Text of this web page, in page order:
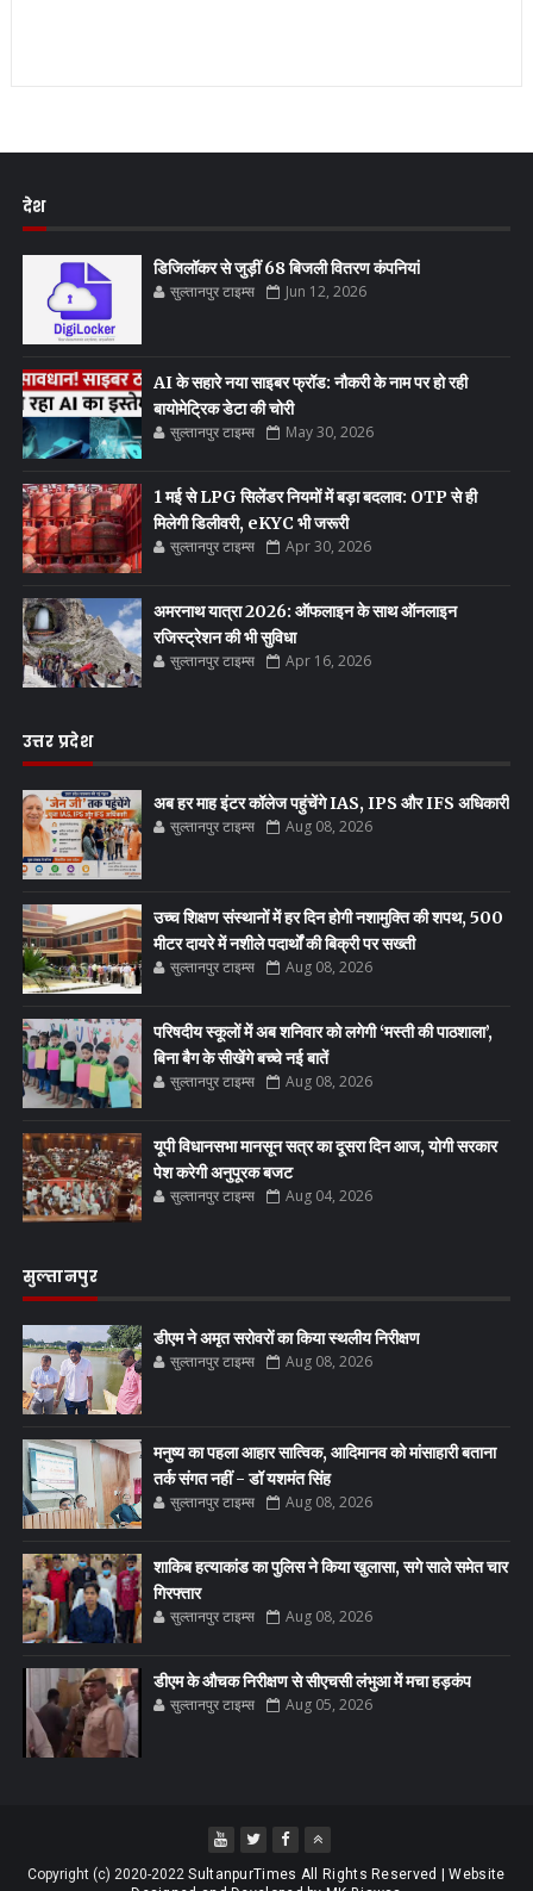
देश
डिजिलॉकर से जुड़ीं 68 बिजली वितरण कंपनियां
सुल्तानपुर टाइम्स Jun 12, 2026
AI के सहारे नया साइबर फ्रॉड: नौकरी के नाम पर हो रही
बायोमेट्रिक डेटा की चोरी
सुल्तानपुर टाइम्स May 30, 2026
1 मई से LPG सिलेंडर नियमों में बड़ा बदलाव: OTP से ही
मिलेगी डिलीवरी, eKYC भी जरूरी
सुल्तानपुर टाइम्स Apr 30, 2026
अमरनाथ यात्रा 2026: ऑफलाइन के साथ ऑनलाइन
रजिस्ट्रेशन की भी सुविधा
सुल्तानपुर टाइम्स Apr 16, 2026
उत्तर प्रदेश
अब हर माह इंटर कॉलेज पहुंचेंगे IAS, IPS और IFS अधिकारी
सुल्तानपुर टाइम्स Aug 08, 2026
उच्च शिक्षण संस्थानों में हर दिन होगी नशामुक्ति की शपथ, 500
मीटर दायरे में नशीले पदार्थों की बिक्री पर सख्ती
सुल्तानपुर टाइम्स Aug 08, 2026
परिषदीय स्कूलों में अब शनिवार को लगेगी ‘मस्ती की पाठशाला’,
बिना बैग के सीखेंगे बच्चे नई बातें
सुल्तानपुर टाइम्स Aug 08, 2026
यूपी विधानसभा मानसून सत्र का दूसरा दिन आज, योगी सरकार
पेश करेगी अनुपूरक बजट
सुल्तानपुर टाइम्स Aug 04, 2026
सुल्तानपुर
डीएम ने अमृत सरोवरों का किया स्थलीय निरीक्षण
सुल्तानपुर टाइम्स Aug 08, 2026
मनुष्य का पहला आहार सात्विक, आदिमानव को मांसाहारी बताना
तर्क संगत नहीं - डॉ यशमंत सिंह
सुल्तानपुर टाइम्स Aug 08, 2026
शाकिब हत्याकांड का पुलिस ने किया खुलासा, सगे साले समेत चार
गिरफ्तार
सुल्तानपुर टाइम्स Aug 08, 2026
डीएम के औचक निरीक्षण से सीएचसी लंभुआ में मचा हड़कंप
सुल्तानपुर टाइम्स Aug 05, 2026
Copyright (c) 2020-2022SultanpurTimes All Rights Reserved | Website